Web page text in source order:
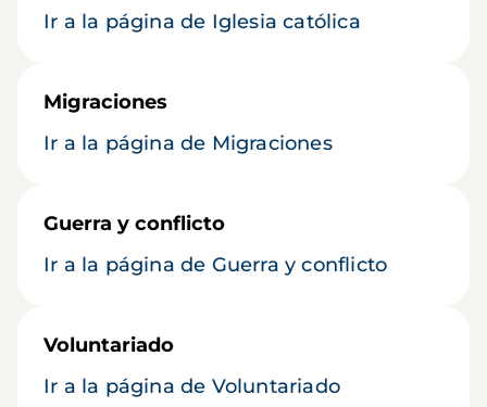
Ir a la página de Iglesia católica
Migraciones
Ir a la página de Migraciones
Guerra y conflicto
Ir a la página de Guerra y conflicto
Voluntariado
Ir a la página de Voluntariado